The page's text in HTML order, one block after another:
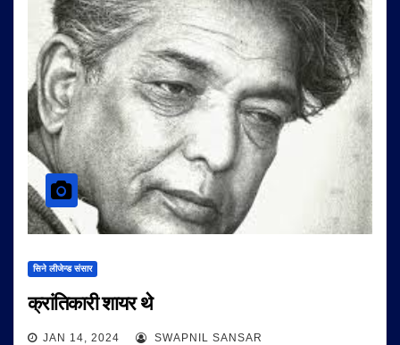
सिने लीजेन्ड संसार
क्रांतिकारी शायर थे
JAN 14, 2024 SWAPNIL SANSAR